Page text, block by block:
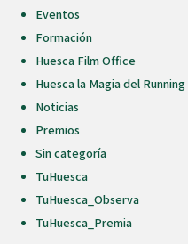
Eventos
Formación
Huesca Film Office
Huesca la Magia del Running
Noticias
Premios
Sin categoría
TuHuesca
TuHuesca_Observa
TuHuesca_Premia